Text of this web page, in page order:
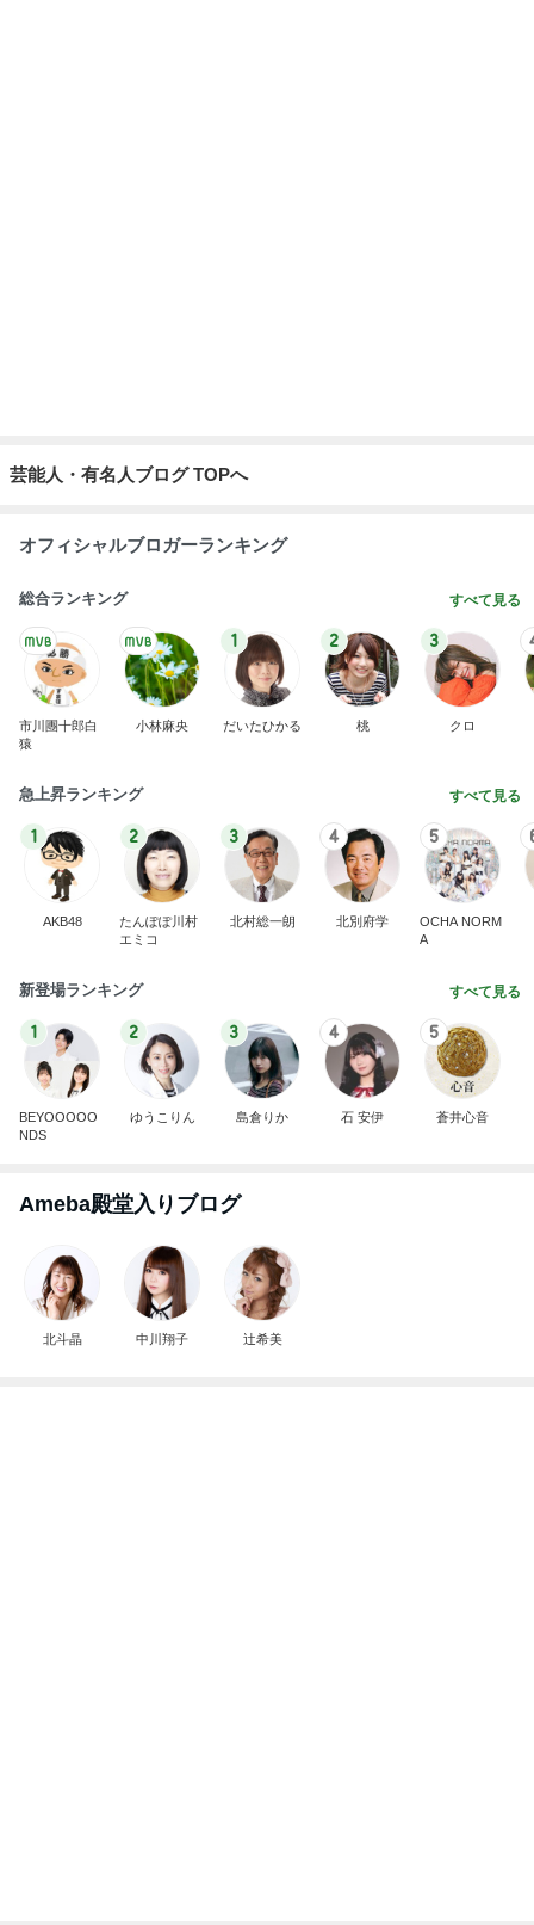
芸能人・有名人ブログ TOPへ
オフィシャルブロガーランキング
総合ランキング すべて見る
市川團十郎白
猿
小林麻央
1
だいたひかる
2
桃
3
クロ
急上昇ランキング すべて見る
1
AKB48
2
たんぽぽ川村
エミコ
3
北村総一朗
4
北別府学
5
OCHA NORM
A
新登場ランキング すべて見る
1
BEYOOOOO
NDS
2
ゆうこりん
3
島倉りか
4
石 安伊
5
蒼井心音
Ameba殿堂入りブログ
北斗晶 中川翔子 辻希美